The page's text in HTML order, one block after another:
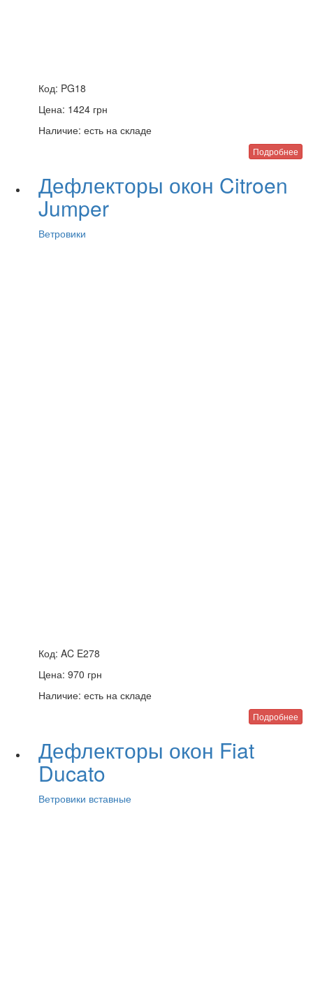
Код: PG18
Цена: 1424 грн
Наличие: есть на складе
Подробнее
Дефлекторы окон Citroen
Jumper
Ветровики
Код: AC E278
Цена: 970 грн
Наличие: есть на складе
Подробнее
Дефлекторы окон Fiat
Ducato
Ветровики вставные